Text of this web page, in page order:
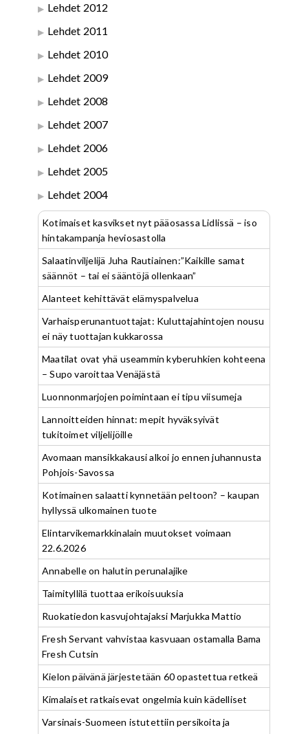
Lehdet 2012
Lehdet 2011
Lehdet 2010
Lehdet 2009
Lehdet 2008
Lehdet 2007
Lehdet 2006
Lehdet 2005
Lehdet 2004
Kotimaiset kasvikset nyt pääosassa Lidlissä – iso
hintakampanja heviosastolla
Salaatinviljelijä Juha Rautiainen:”Kaikille samat
säännöt – tai ei sääntöjä ollenkaan”
Alanteet kehittävät elämyspalvelua
Varhaisperunantuottajat: Kuluttajahintojen nousu
ei näy tuottajan kukkarossa
Maatilat ovat yhä useammin kyberuhkien kohteena
– Supo varoittaa Venäjästä
Luonnonmarjojen poimintaan ei tipu viisumeja
Lannoitteiden hinnat: mepit hyväksyivät
tukitoimet viljelijöille
Avomaan mansikkakausi alkoi jo ennen juhannusta
Pohjois-Savossa
Kotimainen salaatti kynnetään peltoon? – kaupan
hyllyssä ulkomainen tuote
Elintarvikemarkkinalain muutokset voimaan
22.6.2026
Annabelle on halutin perunalajike
Taimityllilä tuottaa erikoisuuksia
Ruokatiedon kasvujohtajaksi Marjukka Mattio
Fresh Servant vahvistaa kasvuaan ostamalla Bama
Fresh Cutsin
Kielon päivänä järjestetään 60 opastettua retkeä
Kimalaiset ratkaisevat ongelmia kuin kädelliset
Varsinais-Suomeen istutettiin persikoita ja